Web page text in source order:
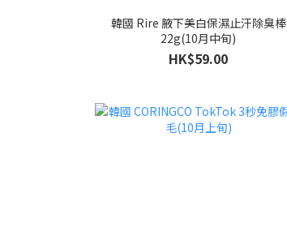
韓國 Rire 腋下美白保濕止汗除臭棒
22g(10月中旬)
HK$59.00